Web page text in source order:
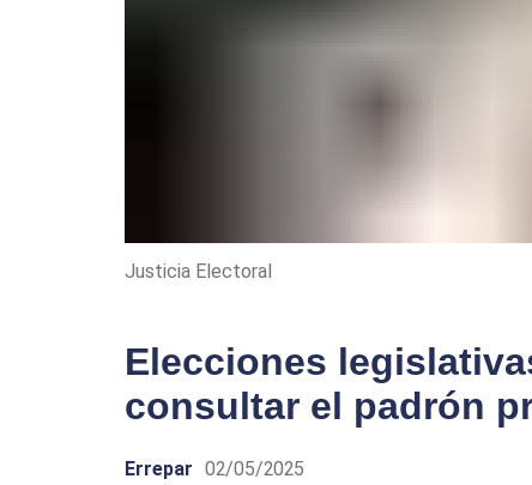
Justicia Electoral
Elecciones
consultar el padrón
Errepar 02/05/2025